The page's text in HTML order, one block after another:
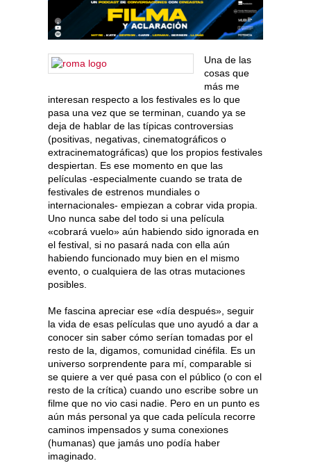
Una de las
cosas que
más me
interesan respecto a los festivales es lo que
pasa una vez que se terminan, cuando ya se
deja de hablar de las típicas controversias
(positivas, negativas, cinematográficos o
extracinematográficas) que los propios festivales
despiertan. Es ese momento en que las
películas -especialmente cuando se trata de
festivales de estrenos mundiales o
internacionales- empiezan a cobrar vida propia.
Uno nunca sabe del todo si una película
«cobrará vuelo» aún habiendo sido ignorada en
el festival, si no pasará nada con ella aún
habiendo funcionado muy bien en el mismo
evento, o cualquiera de las otras mutaciones
posibles.
Me fascina apreciar ese «día después», seguir
la vida de esas películas que uno ayudó a dar a
conocer sin saber cómo serían tomadas por el
resto de la, digamos, comunidad cinéfila. Es un
universo sorprendente para mí, comparable si
se quiere a ver qué pasa con el público (o con el
resto de la crítica) cuando uno escribe sobre un
filme que no vio casi nadie. Pero en un punto es
aún más personal ya que cada película recorre
caminos impensados y suma conexiones
(humanas) que jamás uno podía haber
imaginado.